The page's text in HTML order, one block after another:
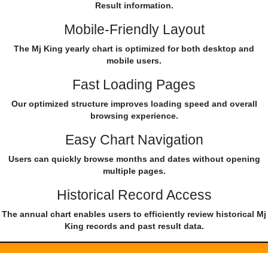
Result information.
Mobile-Friendly Layout
The Mj King yearly chart is optimized for both desktop and
mobile users.
Fast Loading Pages
Our optimized structure improves loading speed and overall
browsing experience.
Easy Chart Navigation
Users can quickly browse months and dates without opening
multiple pages.
Historical Record Access
The annual chart enables users to efficiently review historical Mj
King records and past result data.